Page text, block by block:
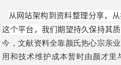
从网站架构到资料整理分享，
这个平台，我们期望持久保持其质
今，文献资料全靠颜氏热心宗亲
用和技术维护成本暂时由颜才里